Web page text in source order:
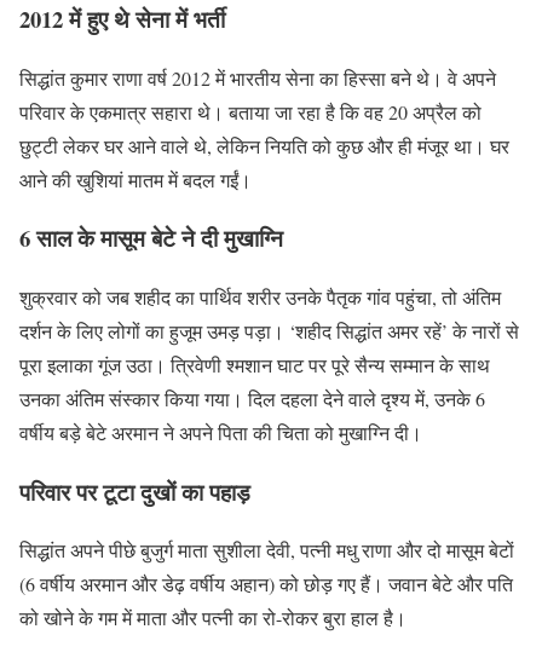
2012 में हुए थे सेना में भर्ती
सिद्धांत कुमार राणा वर्ष 2012 में भारतीय सेना का हिस्सा बने थे। वे अपने
परिवार के एकमात्र सहारा थे। बताया जा रहा है कि वह 20 अप्रैल को
छुट्टी लेकर घर आने वाले थे, लेकिन नियति को कुछ और ही मंजूर था। घर
आने की खुशियां मातम में बदल गईं।
6 साल के मासूम बेटे ने दी मुखाग्नि
शुक्रवार को जब शहीद का पार्थिव शरीर उनके पैतृक गांव पहुंचा, तो अंतिम
दर्शन के लिए लोगों का हुजूम उमड़ पड़ा। ‘शहीद सिद्धांत अमर रहें’ के नारों से
पूरा इलाका गूंज उठा। त्रिवेणी श्मशान घाट पर पूरे सैन्य सम्मान के साथ
उनका अंतिम संस्कार किया गया। दिल दहला देने वाले दृश्य में, उनके 6
वर्षीय बड़े बेटे अरमान ने अपने पिता की चिता को मुखाग्नि दी।
परिवार पर टूटा दुखों का पहाड़
सिद्धांत अपने पीछे बुजुर्ग माता सुशीला देवी, पत्नी मधु राणा और दो मासूम बेटों
(6 वर्षीय अरमान और डेढ़ वर्षीय अहान) को छोड़ गए हैं। जवान बेटे और पति
को खोने के गम में माता और पत्नी का रो-रोकर बुरा हाल है।